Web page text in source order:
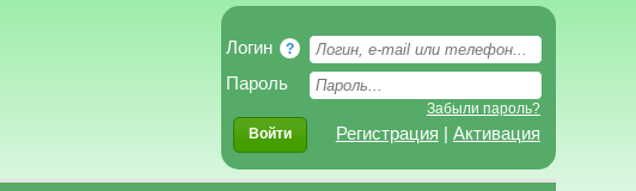
Логин ?
Пароль
Войти
Забыли пароль?
Регистрация Активация